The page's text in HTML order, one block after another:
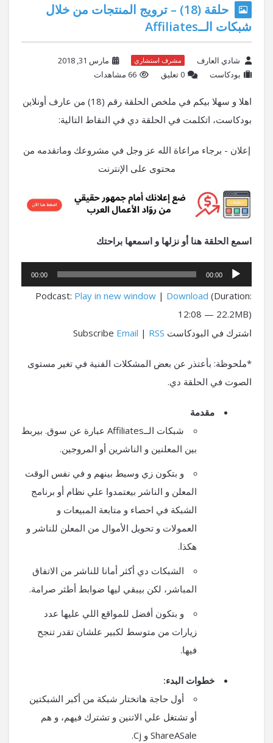
حلقة (18) – ترويج المنتجات من خلال
شبكات الــAffiliates
شادي العارف مشرف استشاري
مارس 31, 2018
بودكاست
‫0 تعليق 66 مشاهدات
اهلا و سهلا بيكم في ملخص الحلقة رقم (18) من عارف أونلاين
بودكاست، اتكلمت في الحلقة دي في النقاط التالية:
إعلان - برجاء مراعاة الله عز وجل في مشروعك وماتقدمه من
محتوى على الإنترنت
اسمع الحلقة هنا أو نزلها و اسمعها براحتك
مشغل
الصوت
00:00
00:00
Podcast: Play in new window | Download (Duration:
12:08 — 22.2MB)
اشترك في البودكاست Subscribe
Email | RSS
*ملحوظة: بأعتذر عن بعض المشكلات الفنية في تغير مستوى
الصوت في الحلقة دي.
مقدمة
شبكات الــAffiliates عبارة عن سوق. بيربط
بين المعلنين و الناشرين أو المروجين.
و بتكون زي وسيط بينهم و في نفس الوقت
المعلن و الناشر بيعتمدوا علي نظام أو برنامج
الشبكة في احصاء و متابعة المبيعات و
العمولات و تحويل الأموال من المعلن للناشر و
هكذا.
الشبكات دي أكثر أمانا للناشر من الاتفاق
المباشر، لكن بيبقي ليها ضوابط أطثر صرامة.
و بتكون أفضل للمواقع اللي عليها عدد
زيارات من متوسط لكبير علشان تقدر تنجح
فيها.
خطوات البدء:
أول حاجة هاتختار شبكة من أكبر الشبكتين
أو تشتغل علي الاتنين و تشترك فيهم، و هم
ShareASale و Cj.